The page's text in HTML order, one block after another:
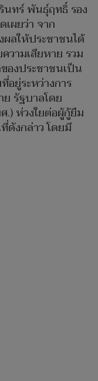
นทร์ พันธุ์ฤทธิ์ รอง
ผยว่า จาก
ลให้ประชาชนได้
วามเสียหาย รวม
องประชาชนเป็น
ยู่ระหว่างการ
รัฐบาลโดย
.) ห่วงใยต่อผู้กู้ยืม
ดังกล่าว โดยมี